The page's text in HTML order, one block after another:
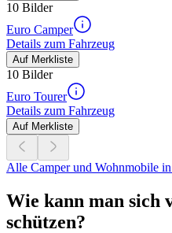
10 Bilder
Euro Camper
Details zum Fahrzeug
Auf Merkliste
10 Bilder
Euro Tourer
Details zum Fahrzeug
Auf Merkliste
Alle Camper und Wohnmobile
Wie kann man sich
schützen?